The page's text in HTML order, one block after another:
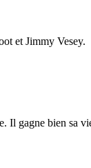
et Jimmy Vesey.
Il gagne bien sa